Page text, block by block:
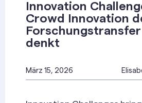
Innovation
Crowd Innovation
denkt
März 15, 2026